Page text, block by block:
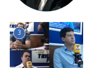
3